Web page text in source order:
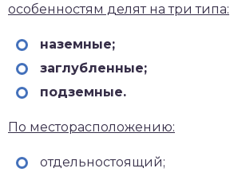
особенностям делят на три типа:
наземные;
заглубленные;
подземные.
По месторасположению:
отдельностоящий;